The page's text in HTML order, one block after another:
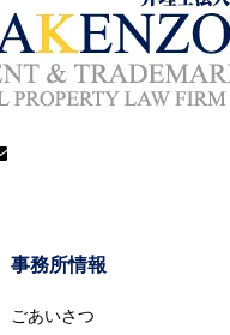
事務所情報
ごあいさつ